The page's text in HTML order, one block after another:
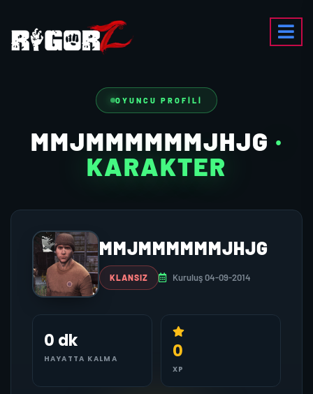
OYUNCU PROFILI
MMJMMMMMMJHJG ·
KARAKTER
MMJMMMMMMJHJG
KLANSIZ Kuruluş 04-09-2014
0 dk
HAYATTA KALMA 0
XP